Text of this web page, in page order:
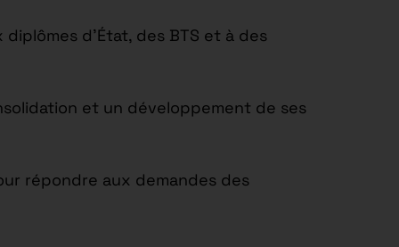
d’État, des BTS et à des
et un développement de ses
répondre aux demandes des